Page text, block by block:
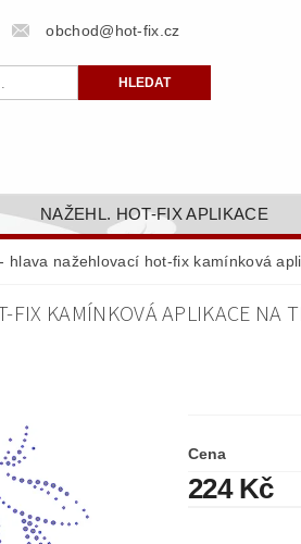
obchod@hot-fix.cz
NAŽEHL. HOT-FIX APLIKACE
PŘÍSLUŠENSTVÍ
hlava nažehlovací hot-fix kamínková
KAMÍNKOVÁ APLIKACE NA
Cena
224 Kč